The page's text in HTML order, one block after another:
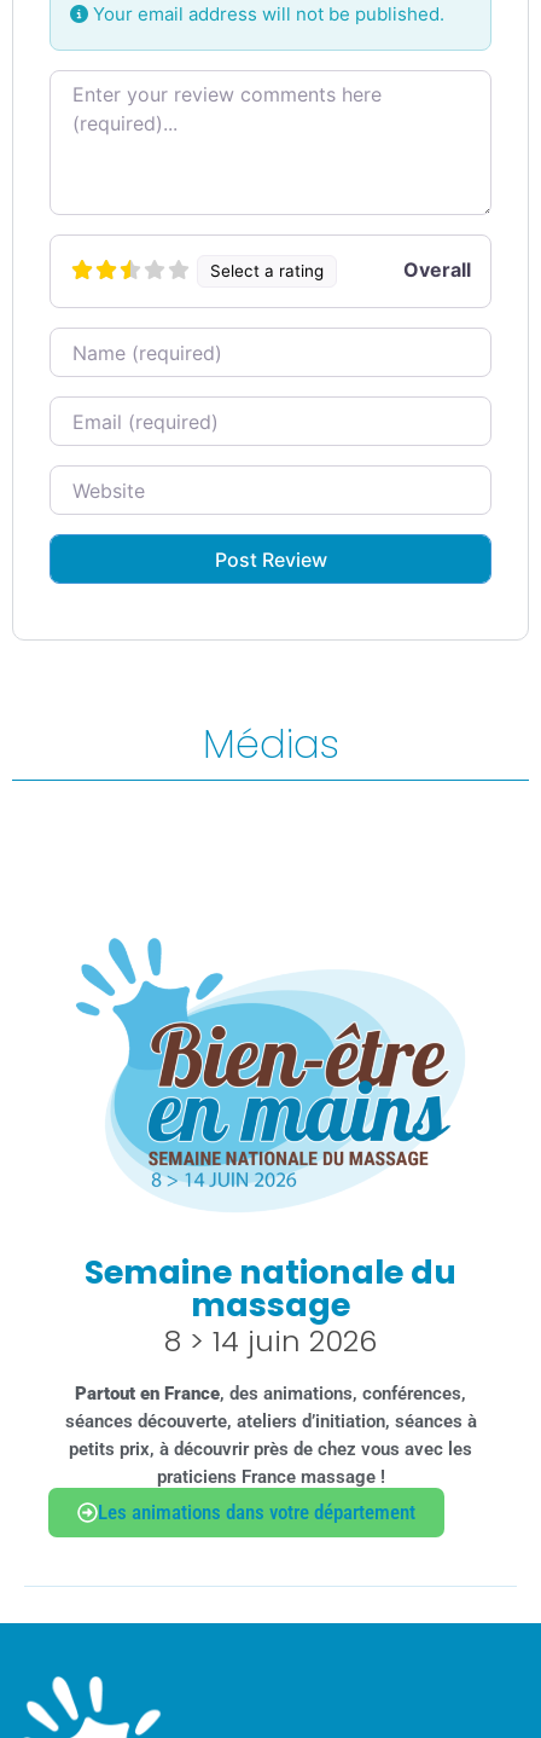
Your email address will not be published.
Review text
Select a rating Overall
Name
Email
Website
Médias
Semaine nationale du
massage
8 > 14 juin 2026
Partout en France, des animations, conférences,
séances découverte, ateliers d’initiation, séances à
petits prix, à découvrir près de chez vous avec les
praticiens France massage !
Les animations dans votre département